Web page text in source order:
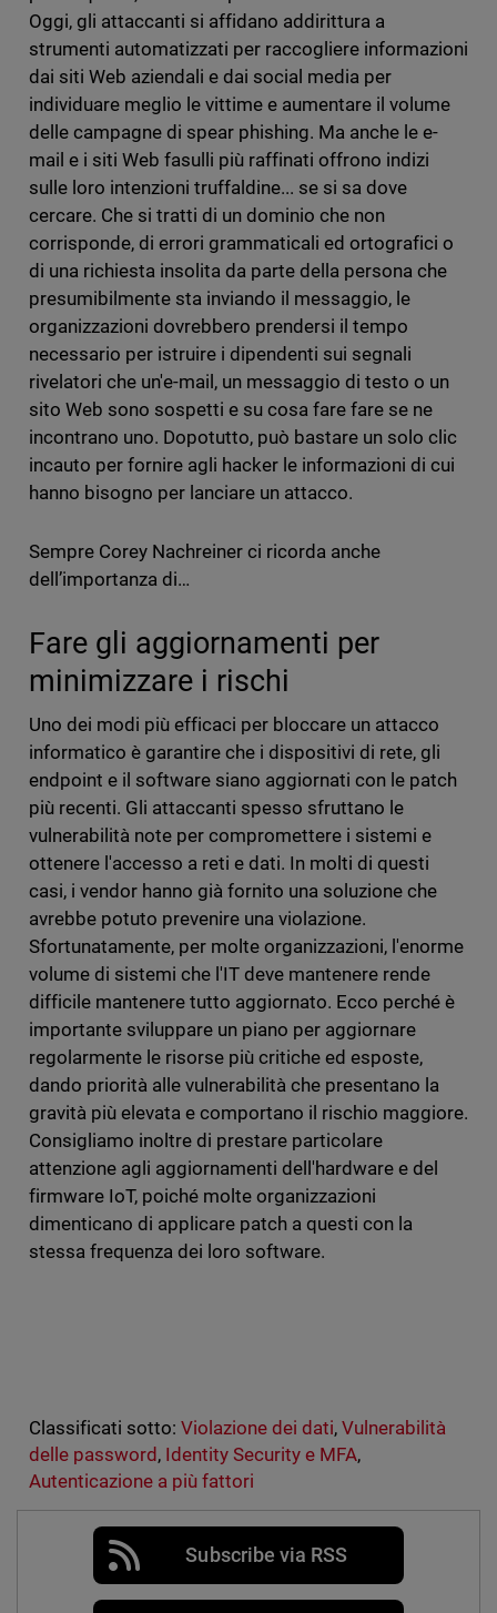
Oggi, gli attaccanti si affidano addirittura a
strumenti automatizzati per raccogliere informazioni
dai siti Web aziendali e dai social media per
individuare meglio le vittime e aumentare il volume
delle campagne di spear phishing. Ma anche le e-
mail e i siti Web fasulli più raffinati offrono indizi
sulle loro intenzioni truffaldine... se si sa dove
cercare. Che si tratti di un dominio che non
corrisponde, di errori grammaticali ed ortografici o
di una richiesta insolita da parte della persona che
presumibilmente sta inviando il messaggio, le
organizzazioni dovrebbero prendersi il tempo
necessario per istruire i dipendenti sui segnali
rivelatori che un'e-mail, un messaggio di testo o un
sito Web sono sospetti e su cosa fare fare se ne
incontrano uno. Dopotutto, può bastare un solo clic
incauto per fornire agli hacker le informazioni di cui
hanno bisogno per lanciare un attacco.
Sempre Corey Nachreiner ci ricorda anche
dell’importanza di…
Fare gli aggiornamenti per
minimizzare i rischi
Uno dei modi più efficaci per bloccare un attacco
informatico è garantire che i dispositivi di rete, gli
endpoint e il software siano aggiornati con le patch
più recenti. Gli attaccanti spesso sfruttano le
vulnerabilità note per compromettere i sistemi e
ottenere l'accesso a reti e dati. In molti di questi
casi, i vendor hanno già fornito una soluzione che
avrebbe potuto prevenire una violazione.
Sfortunatamente, per molte organizzazioni, l'enorme
volume di sistemi che l'IT deve mantenere rende
difficile mantenere tutto aggiornato. Ecco perché è
importante sviluppare un piano per aggiornare
regolarmente le risorse più critiche ed esposte,
dando priorità alle vulnerabilità che presentano la
gravità più elevata e comportano il rischio maggiore.
Consigliamo inoltre di prestare particolare
attenzione agli aggiornamenti dell'hardware e del
firmware IoT, poiché molte organizzazioni
dimenticano di applicare patch a questi con la
stessa frequenza dei loro software.
Classificati sotto: Violazione dei dati,Vulnerabilità
delle password , Identity Security e MFA,
Autenticazione a più fattori
Subscribe via RSS